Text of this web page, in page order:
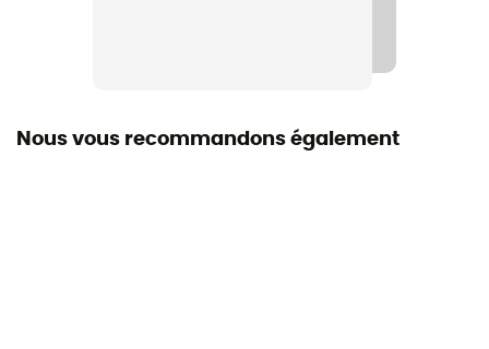
Nous vous recommandons également